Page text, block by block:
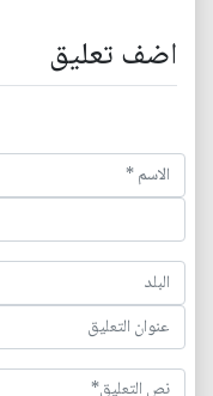
اضف تعليق